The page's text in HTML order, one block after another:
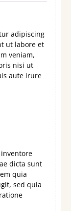
adipiscing
ut labore et
veniam,
nisi ut
aute irure
dicta sunt
quia
sed quia